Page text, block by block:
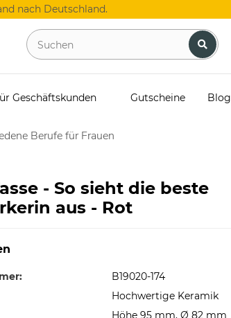
nach Deutschland.
Geschäftskunden Gutscheine Blog
Berufe für Frauen
- So sieht die beste
aus - Rot
B19020-174
Hochwertige Keramik
Höhe 95 mm, Ø 82 mm